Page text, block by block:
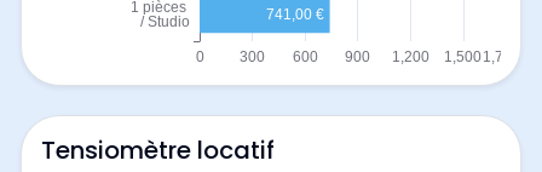
Tensiomètre locatif